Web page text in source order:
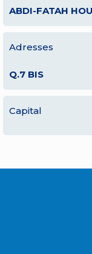
ABDI-FATAH
Adresses
Q.7 BIS
Capital